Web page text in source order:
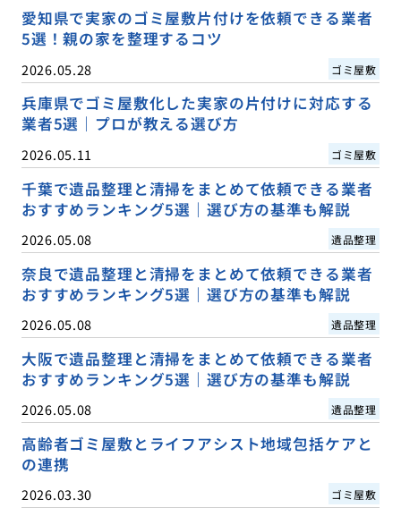
愛知県で実家のゴミ屋敷片付けを依頼できる業者
5選！親の家を整理するコツ
2026.05.28 ゴミ屋敷
兵庫県でゴミ屋敷化した実家の片付けに対応する
業者5選｜プロが教える選び方
2026.05.11 ゴミ屋敷
千葉で遺品整理と清掃をまとめて依頼できる業者
おすすめランキング5選｜選び方の基準も解説
2026.05.08 遺品整理
奈良で遺品整理と清掃をまとめて依頼できる業者
おすすめランキング5選｜選び方の基準も解説
2026.05.08 遺品整理
大阪で遺品整理と清掃をまとめて依頼できる業者
おすすめランキング5選｜選び方の基準も解説
2026.05.08 遺品整理
高齢者ゴミ屋敷とライフアシスト地域包括ケアと
の連携
2026.03.30 ゴミ屋敷